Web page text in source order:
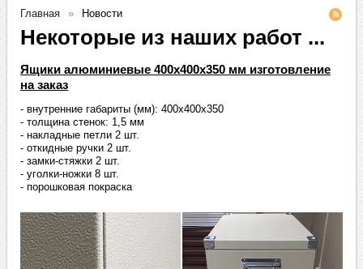
Главная Новости
Некоторые из наших работ ...
Ящики алюминиевые 400х400х350 мм изготовление
на заказ
- внутренние габариты (мм): 400х400х350
- толщина стенок: 1,5 мм
- накладные петли 2 шт.
- откидные ручки 2 шт.
- замки-стяжки 2 шт.
- уголки-ножки 8 шт.
- порошковая покраска